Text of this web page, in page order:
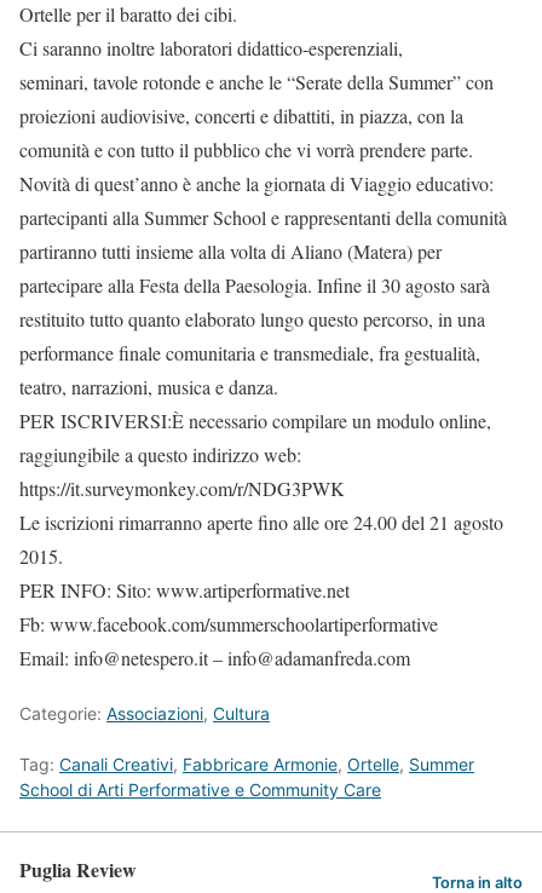
Ortelle per il baratto dei cibi.
Ci saranno inoltre laboratori didattico-esperenziali,
seminari, tavole rotonde e anche le “Serate della Summer” con
proiezioni audiovisive, concerti e dibattiti, in piazza, con la
comunità e con tutto il pubblico che vi vorrà prendere parte.
Novità di quest’anno è anche la giornata di Viaggio educativo:
partecipanti alla Summer School e rappresentanti della comunità
partiranno tutti insieme alla volta di Aliano (Matera) per
partecipare alla Festa della Paesologia. Infine il 30 agosto sarà
restituito tutto quanto elaborato lungo questo percorso, in una
performance finale comunitaria e transmediale, fra gestualità,
teatro, narrazioni, musica e danza.
PER ISCRIVERSI:È necessario compilare un modulo online,
raggiungibile a questo indirizzo web:
https://it.surveymonkey.com/r/NDG3PWK
Le iscrizioni rimarranno aperte fino alle ore 24.00 del 21 agosto
2015.
PER INFO: Sito: www.artiperformative.net
Fb: www.facebook.com/summerschoolartiperformative
Email: info@netespero.it – info@adamanfreda.com
Categorie: Associazioni, Cultura
Tag: Canali Creativi, Fabbricare Armonie, Ortelle, Summer
School di Arti Performative e Community Care
Puglia Review Torna in alto